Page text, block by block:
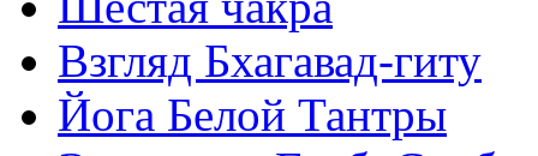
Взгляд Бхагавад-гиту
Йога Белой Тантры